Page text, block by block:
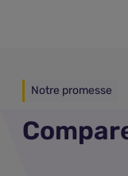
Notre promesse